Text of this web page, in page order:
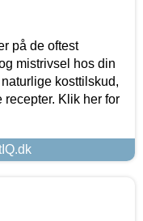
på de oftest
mistrivsel hos din
kosttilskud,
Klik her for